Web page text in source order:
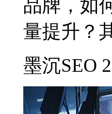
品牌，如
量提升？
墨沉SEO